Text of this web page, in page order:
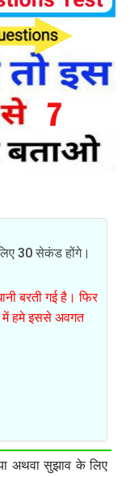
30 सेकंड होंगे।
बरती गई है। फिर
में हमे इससे अवगत
अथवा सुझाव के लिए